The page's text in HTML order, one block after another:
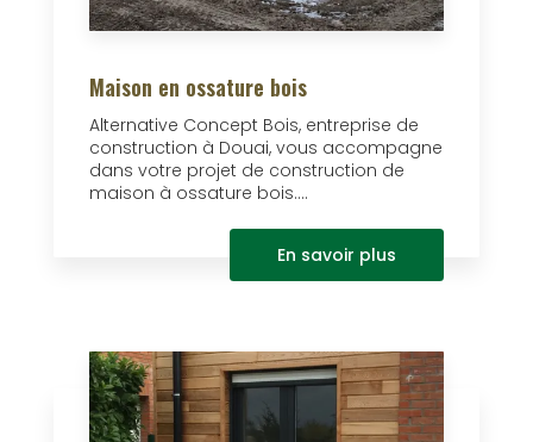
Maison en ossature bois
Alternative Concept Bois, entreprise de
construction à Douai, vous accompagne
dans votre projet de construction de
maison à ossature bois....
En savoir plus